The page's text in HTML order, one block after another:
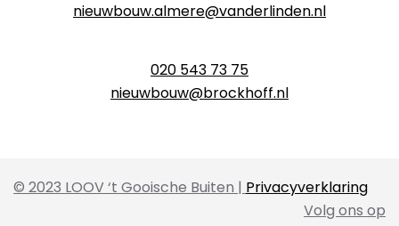
nieuwbouw.almere@vanderlinden.nl
020 543 73 75
nieuwbouw@brockhoff.nl
© 2023 LOOV ‘t Gooische Buiten | Privacyverklaring
Volg ons op